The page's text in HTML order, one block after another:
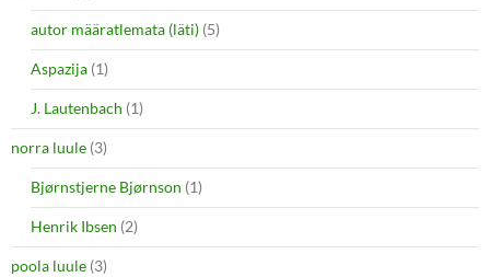
autor määratlemata (läti) (5)
Aspazija (1)
J. Lautenbach (1)
norra luule (3)
Bjørnstjerne Bjørnson (1)
Henrik Ibsen (2)
poola luule (3)